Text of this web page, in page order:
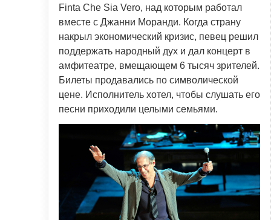
Finta Che Sia Vero, над которым работал
вместе с Джанни Моранди. Когда страну
накрыл экономический кризис, певец решил
поддержать народный дух и дал концерт в
амфитеатре, вмещающем 6 тысяч зрителей.
Билеты продавались по символической
цене. Исполнитель хотел, чтобы слушать его
песни приходили целыми семьями.